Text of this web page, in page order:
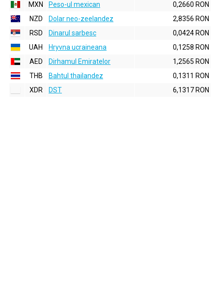
MXN
Peso-ul mexican
0,2660 RON
NZD
Dolar neo-zeelandez
2,8356 RON
RSD
Dinarul sarbesc
0,0424 RON
UAH
Hryvna ucraineana
0,1258 RON
AED
Dirhamul Emiratelor
1,2565 RON
THB
Bahtul thailandez
0,1311 RON
XDR
DST 6,1317 RON